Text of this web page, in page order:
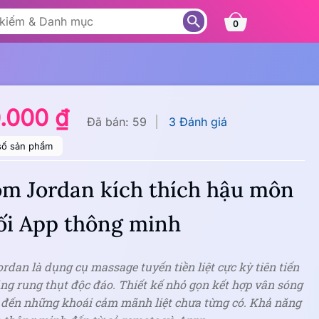
0
₫ Đã bán: 59 3 Đánh giá
sản phẩm
Jordan kích thích hậu môn
App thông minh
là dụng cụ massage tuyến tiền liệt cực kỳ tiên tiến
rung thụt độc đáo. Thiết kế nhỏ gọn kết hợp vân sóng
những khoái cảm mãnh liệt chưa từng có. Khả năng